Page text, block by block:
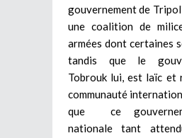
gouvernement de
une coalition de
armées dont certaines
tandis que le
Tobrouk lui, est laïc et
communauté
que ce
nationale tant